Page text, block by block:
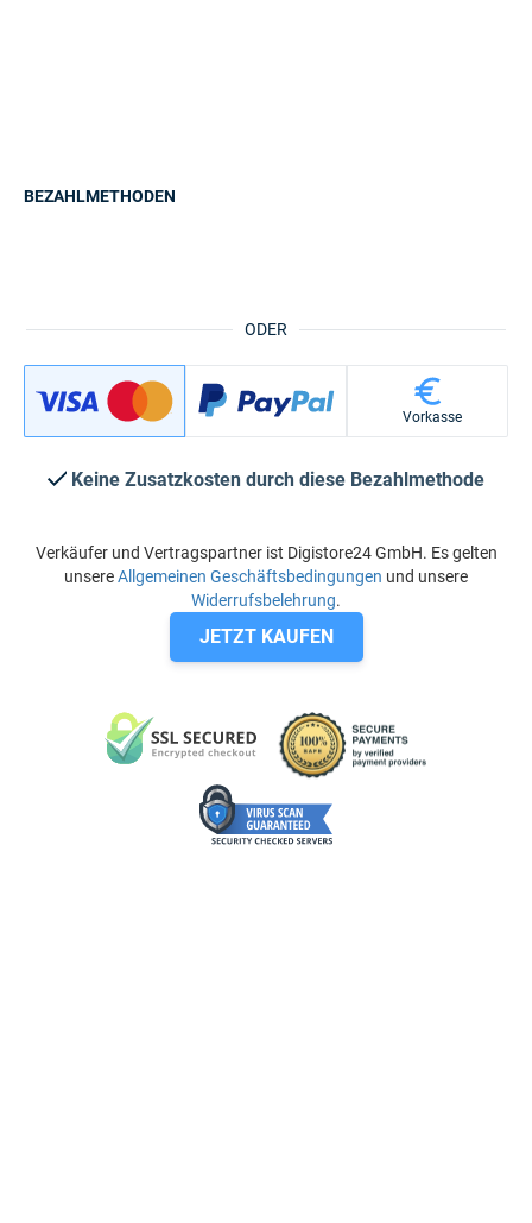
ODER
BEZAHLMETHODEN
Vorkasse
Keine Zusatzkosten durch diese Bezahlmethode
Verkäufer und Vertragspartner ist Digistore24 GmbH. Es gelten
unsereAllgemeinen Geschäftsbedingungen und unsere
Widerrufsbelehrung.
JETZT KAUFEN